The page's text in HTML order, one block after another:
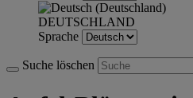
DEUTSCHLAND
Sprache
Suche löschen